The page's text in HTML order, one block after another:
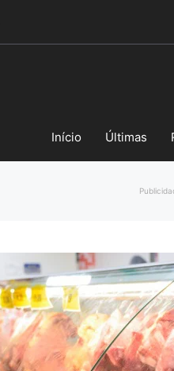
Início Últimas